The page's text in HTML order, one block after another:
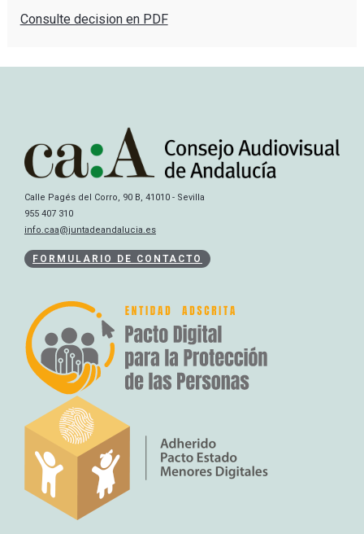
Consulte decision en PDF
Calle Pagés del Corro, 90 B, 41010 - Sevilla
955 407 310
info.caa@juntadeandalucia.es
FORMULARIO DE CONTACTO